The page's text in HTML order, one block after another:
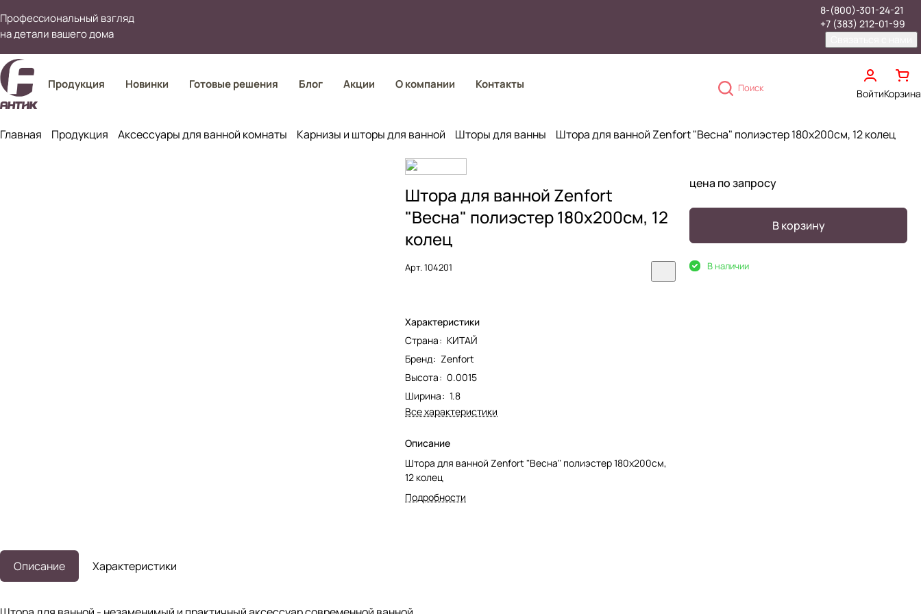
Профессиональный взгляд
на детали вашего дома
8-(800)-301-24-21
+7 (383) 212-01-99
Продукция Новинки Готовые решения Блог Акции О компании Контакты Поиск ВойтиКорзина
Главная Продукция Аксессуары для ванной комнаты Карнизы и шторы для ванной Шторы для ванны Штора для ванной Zenfort "Весна" полиэстер 180х200см, 12 колец
Штора для ванной Zenfort
"Весна" полиэстер 180х200см, 12
колец
Арт.104201
Характеристики
Страна: КИТАЙ
Бренд: Zenfort
Высота: 0.0015
Ширина: 1.8
Все характеристики
Описание
Штора для ванной Zenfort "Весна" полиэстер 180х200см,
12 колец
Подробности
цена по запросу
В корзину
В наличии
Описание Характеристики